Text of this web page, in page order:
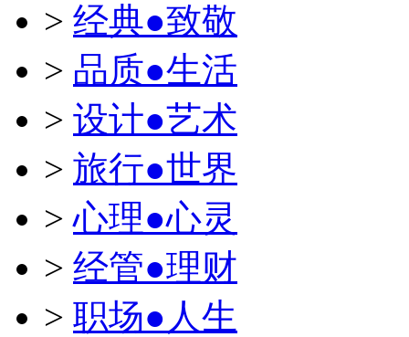
> 经典●致敬
> 品质●生活
> 设计●艺术
> 旅行●世界
>心理●心灵
> 经管●理财
> 职场●人生